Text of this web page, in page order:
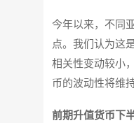
今年以来，不同
点。我们认为这
相关性变动较小
币的波动性将维
前期升值货币下